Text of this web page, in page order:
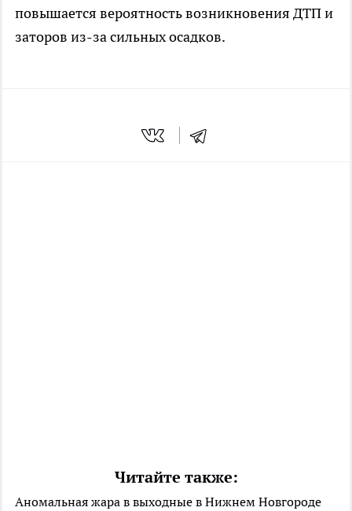
повышается вероятность возникновения ДТП и
заторов из-за сильных осадков.
Читайте также:
Аномальная жара в выходные в Нижнем Новгороде